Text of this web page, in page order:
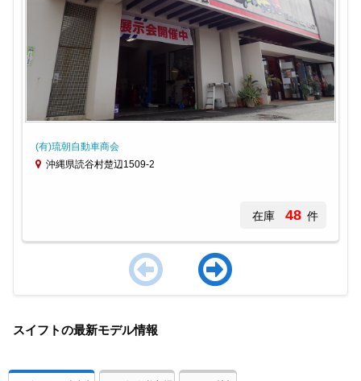
(有)琉朝自動車商会
沖縄県読谷村楚辺1509-2
在庫 48 件
of
スイフトの最新モデル情報